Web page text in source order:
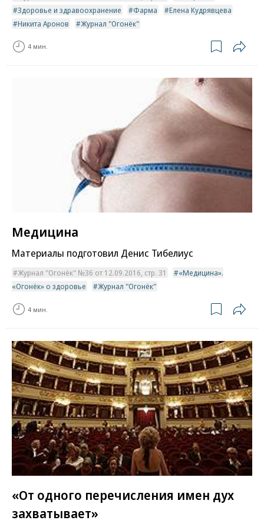
Здоровье и здравоохранение
Фарма
Елена Кудрявцева
Никита Аронов
Журнал "Огонёк"
4 мин.
Медицина
Материалы подготовил Денис Тибелиус
Журнал "Огонёк" №36 от 12.09.2016, стр. 31
«Медицина».
«Огонёк» о здоровье
Журнал "Огонёк"
4 мин.
«От одного перечисления имен дух
захватывает»